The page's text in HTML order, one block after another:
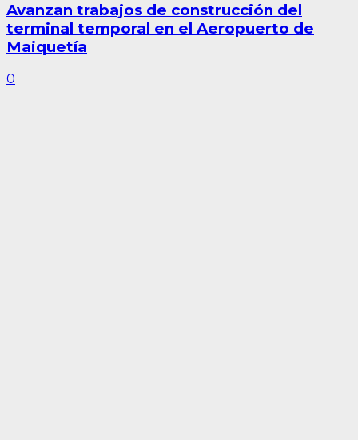
Avanzan trabajos de construcción del
terminal temporal en el Aeropuerto de
Maiquetía
0